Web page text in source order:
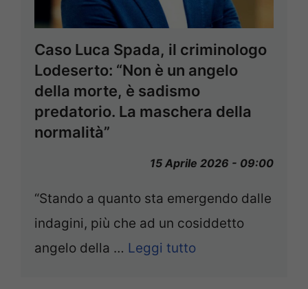
Caso Luca Spada, il criminologo
Lodeserto: “Non è un angelo
della morte, è sadismo
predatorio. La maschera della
normalità”
15 Aprile 2026 - 09:00
“Stando a quanto sta emergendo dalle
indagini, più che ad un cosiddetto
angelo della … Leggi tutto